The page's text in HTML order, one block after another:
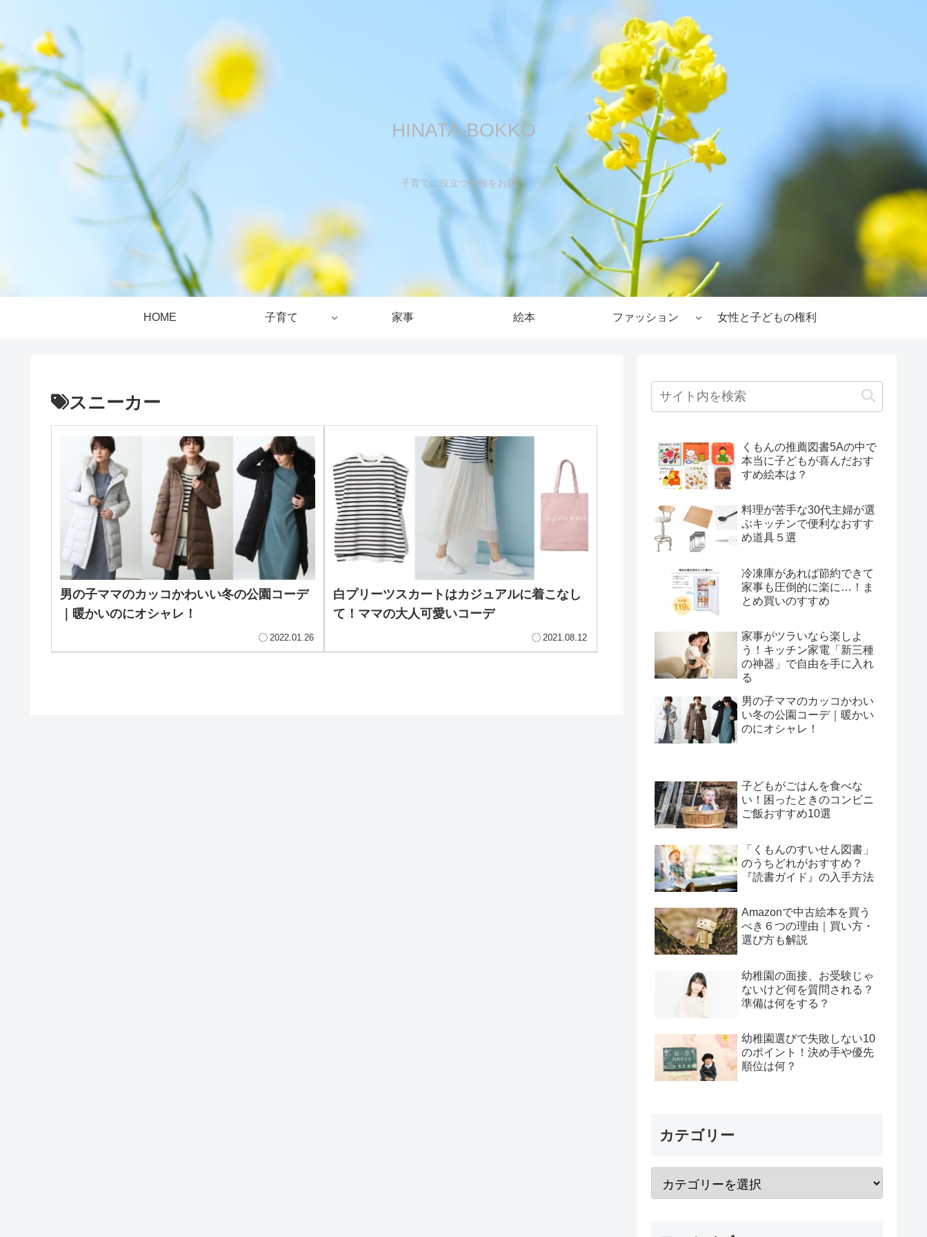
HINATA-BOKKO
子育てに役立つ情報をお届け
HOME 子育て 家事 絵本 ファッション 女性と子どもの権利
スニーカー
男の子ママのカッコかわいい冬の公園コーデ
｜暖かいのにオシャレ！
2022.01.26
白プリーツスカートはカジュアルに着こなし
て！ママの大人可愛いコーデ
2021.08.12
くもんの推薦図書5Aの中で
本当に子どもが喜んだおす
すめ絵本は？
料理が苦手な30代主婦が選
ぶキッチンで便利なおすす
め道具５選
冷凍庫があれば節約できて
家事も圧倒的に楽に…！ま
とめ買いのすすめ
家事がツラいなら楽しよ
う！キッチン家電「新三種
の神器」で自由を手に入れ
る
男の子ママのカッコかわい
い冬の公園コーデ｜暖かい
のにオシャレ！
子どもがごはんを食べな
い！困ったときのコンビニ
ご飯おすすめ10選
「くもんのすいせん図書」
のうちどれがおすすめ？
『読書ガイド』の入手方法
Amazonで中古絵本を買う
べき６つの理由｜買い方・
選び方も解説
幼稚園の面接、お受験じゃ
ないけど何を質問される？
準備は何をする？
幼稚園選びで失敗しない10
のポイント！決め手や優先
順位は何？
カテゴリー